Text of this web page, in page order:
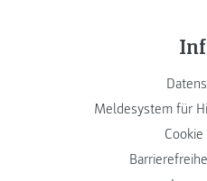
Meldesystem für